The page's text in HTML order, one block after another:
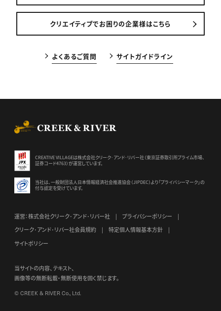
クリエイティブでお困りの企業様はこちら
よくあるご質問 サイトガイドライン
CREATIVE VILLAGEは株式会社クリーク･アンド･リバー社（東京証券取引所プライム市場、
証券コード4763）が運営しています。
当社は、一般財団法人日本情報経済社会推進協会（JIPDEC）より 「プライバシーマーク」の
付与認定を受けています。
運営：株式会社クリーク･アンド･リバー社
プライバシーポリシー
クリーク･アンド･リバー社会員規約
特定個人情報基本方針
サイトポリシー
当サイトの内容、テキスト、
画像等の無断転載・無断使用を固く禁じます。
© CREEK & RIVER Co., Ltd.